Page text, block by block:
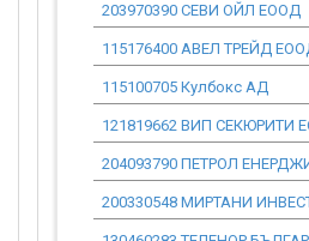
203970390 СЕВИ ОЙЛ ЕООД
115176400 АВЕЛ ТРЕЙД
115100705 Кулбокс АД
121819662 ВИП СЕКЮРИТИ
204093790 ПЕТРОЛ
200330548 МИРТАНИ